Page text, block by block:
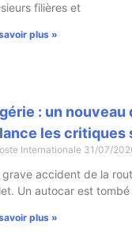
filières et
plus »
: un
les critiques
Internationale 31/07/
grave accident de la
Un autocar est
plus »